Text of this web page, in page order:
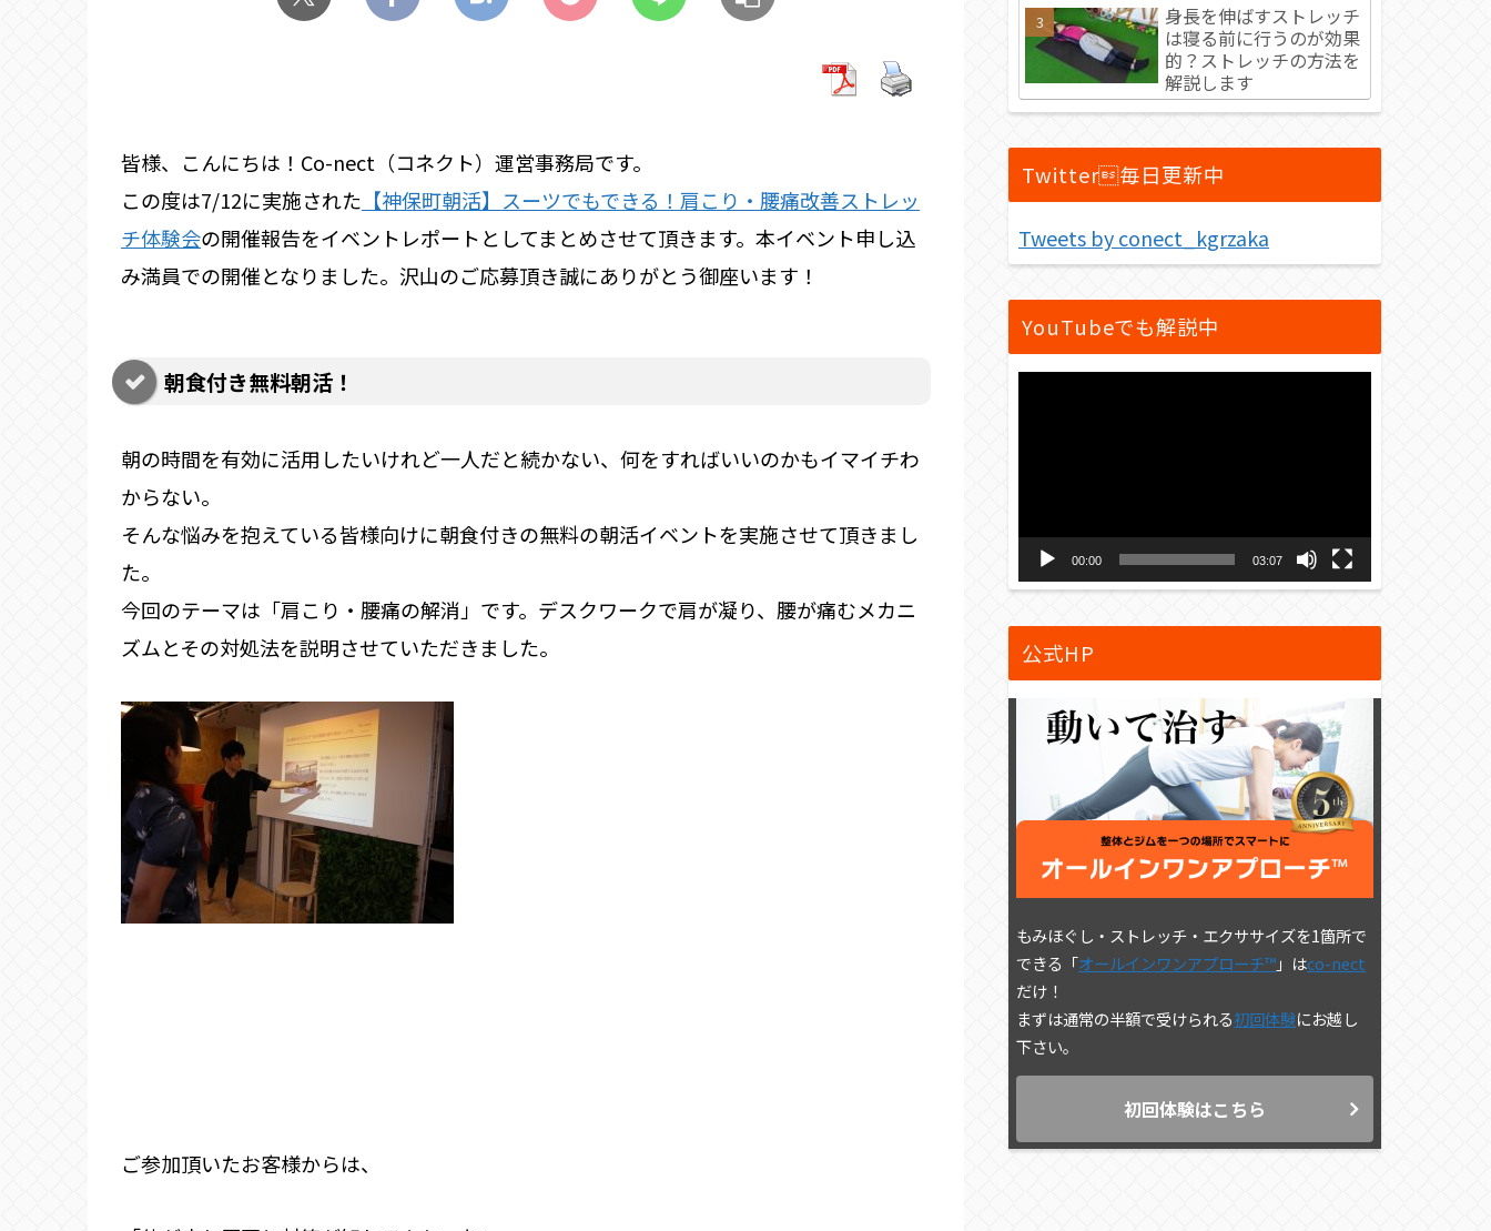
皆様、こんにちは！Co-nect（コネクト）運営事務局です。
この度は7/12に実施された 【神保町朝活】スーツでもできる！肩こり・腰痛改善ストレッ
チ体験会の開催報告をイベントレポートとしてまとめさせて頂きます。本イベント申し込
み満員での開催となりました。沢山のご応募頂き誠にありがとう御座います！
朝食付き無料朝活！
朝の時間を有効に活用したいけれど一人だと続かない、何をすればいいのかもイマイチわ
からない。
そんな悩みを抱えている皆様向けに朝食付きの無料の朝活イベントを実施させて頂きまし
た。
今回のテーマは「肩こり・腰痛の解消」です。デスクワークで肩が凝り、腰が痛むメカニ
ズムとその対処法を説明させていただきました。
ご参加頂いたお客様からは、
身長を伸ばすストレッチ
は寝る前に行うのが効果
的？ストレッチの方法を
解説します
Twitter毎日更新中
Tweets by conect_kgrzaka
YouTubeでも解説中
ー
ー
00:00 03:07
公式HP
もみほぐし・ストレッチ・エクササイズを1箇所で
できる「オールインワンアプローチ™」はco-nect
だけ！
まずは通常の半額で受けられる初回体験にお越し
下さい。
初回体験はこちら